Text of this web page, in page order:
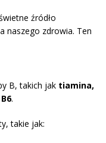
źródło
naszego zdrowia. Ten
B, takich jak tiamina,
.
takie jak: